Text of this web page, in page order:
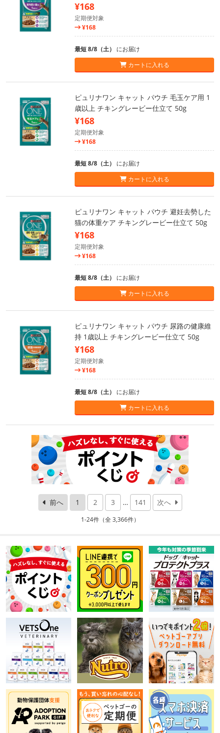
¥168
定期便対象
¥168
最短 8/8（土） にお届け
カートに入れる
ピュリナワン キャット パウチ 毛玉ケア用 1
歳以上 チキングレービー仕立て 50g
¥168
定期便対象
¥168
最短 8/8（土） にお届け
カートに入れる
ピュリナワン キャット パウチ 避妊去勢した
猫の体重ケア チキングレービー仕立て 50g
¥168
定期便対象
¥168
最短 8/8（土） にお届け
カートに入れる
ピュリナワン キャット パウチ 尿路の健康維
持 1歳以上 チキングレービー仕立て 50g
¥168
定期便対象
¥168
最短 8/8（土） にお届け
カートに入れる
前へ 1 2 3 … 141 次へ
1-24件（全 3,366件）